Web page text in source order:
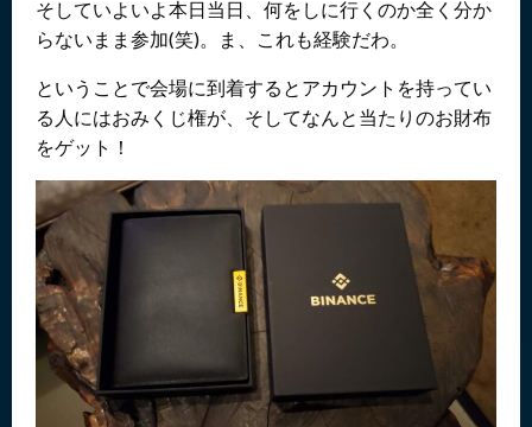
そしていよいよ本日当日、何をしに行くのか全く分か
らないまま参加(笑)。ま、これも経験だわ。
ということで会場に到着するとアカウントを持ってい
る人にはおみくじ権が、そしてなんと当たりのお財布
をゲット！